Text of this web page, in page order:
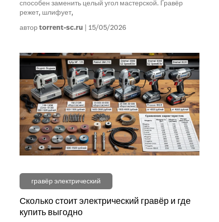
способен заменить целый угол мастерской. Гравёр
режет, шлифует,
авторtorrent-sc.ru 15/05/2026
гравёр электрический
Сколько стоит электрический гравёр и где
купить выгодно